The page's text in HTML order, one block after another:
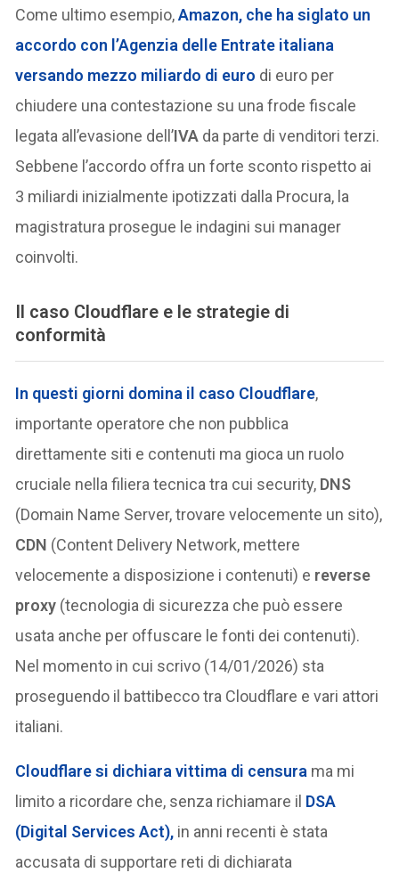
Come ultimo esempio,Amazon, che ha siglato un
accordo con l’Agenzia delle Entrate italiana
versando mezzo miliardo di euro di euro per
chiudere una contestazione su una frode fiscale
legata all’evasione dell’IVA da parte di venditori terzi.
Sebbene l’accordo offra un forte sconto rispetto ai
3 miliardi inizialmente ipotizzati dalla Procura, la
magistratura prosegue le indagini sui manager
coinvolti.
Il caso Cloudflare e le strategie di
conformità
In questi giorni domina il caso Cloudflare,
importante operatore che non pubblica
direttamente siti e contenuti ma gioca un ruolo
cruciale nella filiera tecnica tra cui security, DNS
(Domain Name Server, trovare velocemente un sito),
CDN (Content Delivery Network, mettere
velocemente a disposizione i contenuti) e reverse
proxy (tecnologia di sicurezza che può essere
usata anche per offuscare le fonti dei contenuti).
Nel momento in cui scrivo (14/01/2026) sta
proseguendo il battibecco tra Cloudflare e vari attori
italiani.
Cloudflare si dichiara vittima di censura ma mi
limito a ricordare che, senza richiamare il DSA
(Digital Services Act), in anni recenti è stata
accusata di supportare reti di dichiarata